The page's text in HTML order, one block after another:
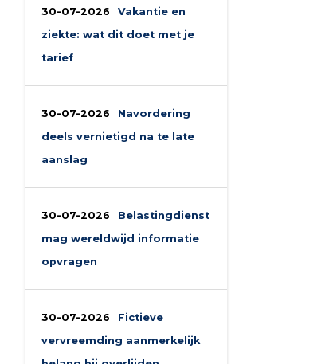
30-07-2026
Vakantie en
ziekte: wat dit doet met je
tarief
30-07-2026
Navordering
deels vernietigd na te late
aanslag
30-07-2026
Belastingdienst
mag wereldwijd informatie
opvragen
30-07-2026
Fictieve
vervreemding aanmerkelijk